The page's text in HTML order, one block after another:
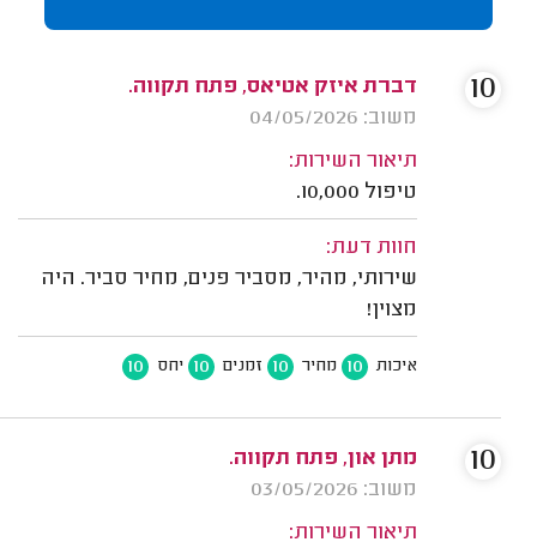
דברת איזק אטיאס, פתח תקווה.
משוב: 04/05/2026
תיאור השירות:
טיפול 10,000.
חוות דעת:
שירותי, מהיר, מסביר פנים, מחיר סביר. היה
מצוין!
איכות 10 מחיר 10 זמנים 10 יחס 10
10
מתן און, פתח תקווה.
משוב: 03/05/2026
תיאור השירות:
10